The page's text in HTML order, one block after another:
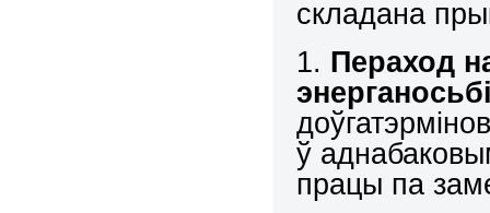
складана
1. Пераход
ў
працы па